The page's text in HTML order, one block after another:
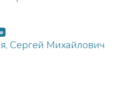
Сергей Михайлович